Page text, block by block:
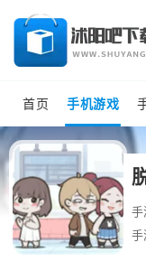
首页 手机游戏
手
手